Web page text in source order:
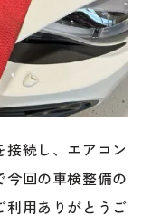
続し、エアコン
今回の車検整備の
利用ありがとうご